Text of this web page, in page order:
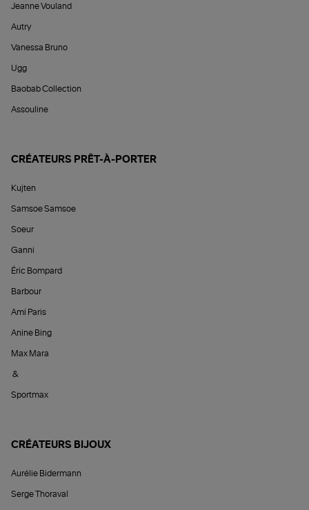
Jeanne Vouland
Autry
Vanessa Bruno
Ugg
Baobab Collection
Assouline
CRÉATEURS PRÊT-À-PORTER
Kujten
Samsoe Samsoe
Soeur
Ganni
Éric Bompard
Barbour
Ami Paris
Anine Bing
Max Mara
&
Sportmax
CRÉATEURS BIJOUX
Aurélie Bidermann
Serge Thoraval